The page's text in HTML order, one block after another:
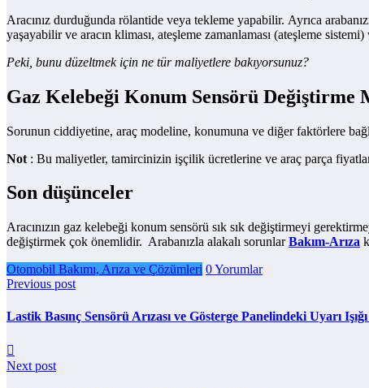
Aracınız durduğunda rölantide veya tekleme yapabilir. Ayrıca
yaşayabilir ve aracın kliması, ateşleme zamanlaması (ateşleme
Peki, bunu düzeltmek için ne tür maliyetlere bakıyorsunuz?
Gaz Kelebeği Konum Sensörü Değiştirme
Sorunun ciddiyetine, araç modeline, konumuna ve diğer faktörlere
Not : Bu maliyetler, tamircinizin işçilik ücretlerine ve araç parça
Son düşünceler
Aracınızın gaz kelebeği konum sensörü sık sık değiştirmeyi
değiştirmek çok önemlidir. Arabanızla alakalı sorunlarBakım-Arıza
Otomobil Bakımı, Arıza ve Çözümleri 0 Yorumlar
Previous post
Lastik Basınç Sensörü Arızası ve Gösterge Panelindeki Uyarı
Next post